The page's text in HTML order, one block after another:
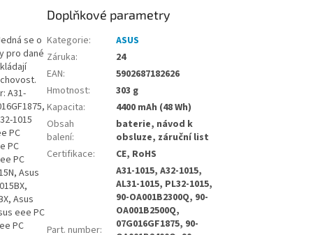
se o
pro dané
A31-
1015
PC
PC
PC
Asus
Asus
eee PC
PC
Doplňkové parametry
Kategorie:
ASUS
Záruka:
24
EAN:
5902687182626
Hmotnost:
303 g
Kapacita:
4400 mAh (48 Wh)
Obsah
balení:
baterie, návod k
obsluze, záruční list
Certifikace: CE, RoHS
Part. number:
A31-1015, A32-1015,
AL31-1015, PL32-1015,
90-OA001B2300Q, 90-
OA001B2500Q,
07G016GF1875, 90-